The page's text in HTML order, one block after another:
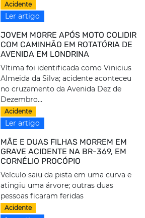
Acidente
Ler artigo
JOVEM MORRE APÓS MOTO COLIDIR
COM CAMINHÃO EM ROTATÓRIA DE
AVENIDA EM LONDRINA
Vítima foi identificada como Vinicius
Almeida da Silva; acidente aconteceu
no cruzamento da Avenida Dez de
Dezembro...
Acidente
Ler artigo
MÃE E DUAS FILHAS MORREM EM
GRAVE ACIDENTE NA BR-369, EM
CORNÉLIO PROCÓPIO
Veículo saiu da pista em uma curva e
atingiu uma árvore; outras duas
pessoas ficaram feridas
Acidente